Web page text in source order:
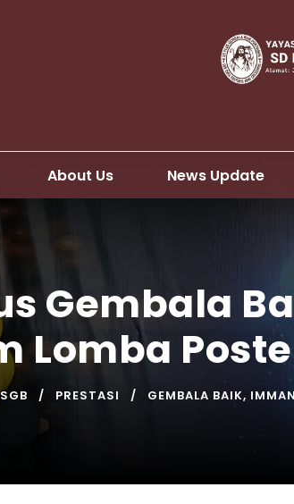
About Us News Update
Gembala
Lomba
PRESTASI GEMBALA BAIK,